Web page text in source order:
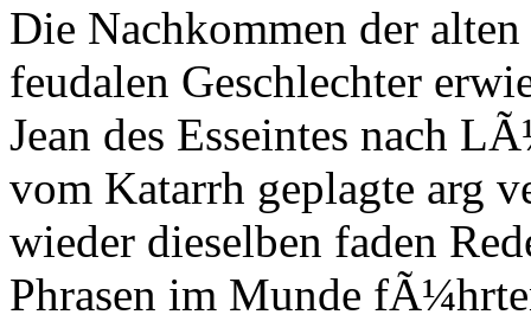
Die Nachkommen der
feudalen Geschlechter
Jean des Esseintes nach
vom Katarrh geplagte arg
wieder dieselben faden
Phrasen im Munde